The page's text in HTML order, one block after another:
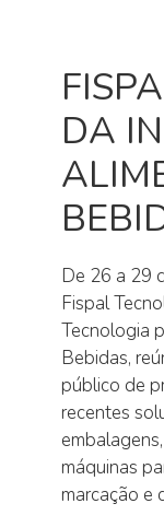
DA
De 26 a 29
Fispal
Tecnologia
Bebidas,
público de
recentes
máquinas
marcação e